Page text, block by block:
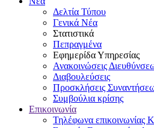
Δελτία Τύπου
Γενικά Νέα
Στατιστικά
Πεπραγμένα
Εφημερίδα Υπηρεσίας
Ανακοινώσεις
Διαβουλεύσεις
Προσκλήσεις
Συμβούλια κρίσης
Επικοινωνία
Τηλέφωνα επικοινωνίας